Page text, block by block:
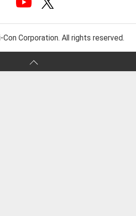
Corporation. All rights reserved.